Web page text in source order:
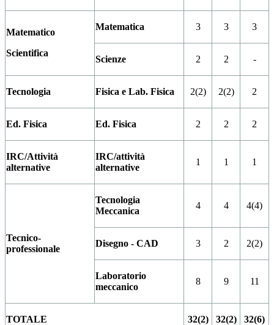
Matematico
Scientifica
Matematica 3 3 3
Scienze 2 2 -
Tecnologia Fisica e Lab. Fisica 2(2) 2(2) 2
Ed. Fisica Ed. Fisica 2 2 2
IRC/Attività
alternative
IRC/attività
alternative
1 1 1
Tecnico-
professionale
Tecnologia
Meccanica
4 4 4(4)
Disegno - CAD 3 2 2(2)
Laboratorio
meccanico
8 9 11
TOTALE 32(2) 32(2) 32(6)